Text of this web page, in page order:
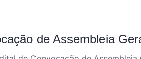
de Assembleia